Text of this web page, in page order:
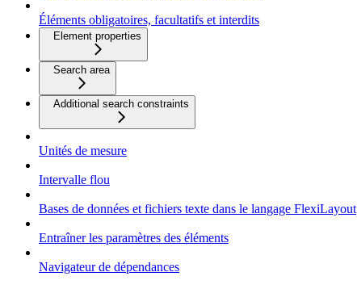
Éléments obligatoires, facultatifs et interdits
Element properties
Search area
Additional search constraints
Unités de mesure
Intervalle flou
Bases de données et fichiers texte dans le langage FlexiLayout
Entraîner les paramètres des éléments
Navigateur de dépendances